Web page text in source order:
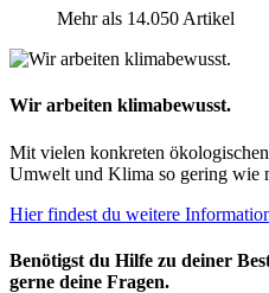
Mehr als 14.050 Artikel
Wir arbeiten klimabewusst.
Mit vielen konkreten
Umwelt und Klima so gering wie
Hier findest du weitere
Benötigst du Hilfe zu deiner
gerne deine Fragen.